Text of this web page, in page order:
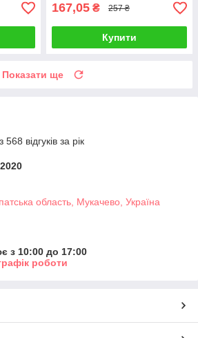
167,05 ₴ 257 ₴
Купити
Показати ще
відгуків за рік
область, Мукачево, Україна
з 10:00 до 17:00
роботи